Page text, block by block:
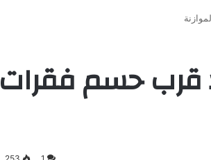
قرب حسم فقرات